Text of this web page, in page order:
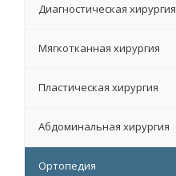
Диагностическая хирургия
Мягкотканная хирургия
Пластическая хирургия
Абдоминальная хирургия
Ортопедия